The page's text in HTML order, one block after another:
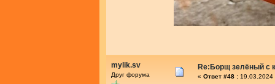
mylik.sv
Друг форума
Re:Борщ зелёный с
« Ответ #48 : 19.03.2024